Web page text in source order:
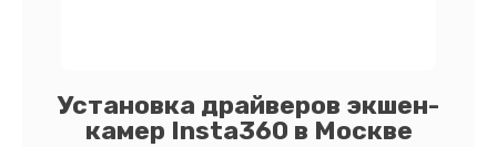
Установка драйверов экшен-
камер Insta360 в Москве